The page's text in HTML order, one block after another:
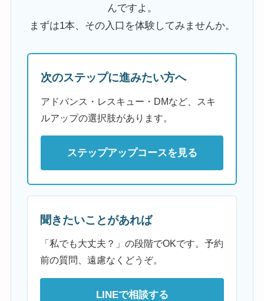
んですよ。
まずは1本、その入口を体験してみませんか。
次のステップに進みたい方へ
アドバンス・レスキュー・DMなど、スキ
ルアップの選択肢があります。
ステップアップコースを見る
聞きたいことがあれば
「私でも大丈夫？」の段階でOKです。予約
前の質問、遠慮なくどうぞ。
LINEで相談する